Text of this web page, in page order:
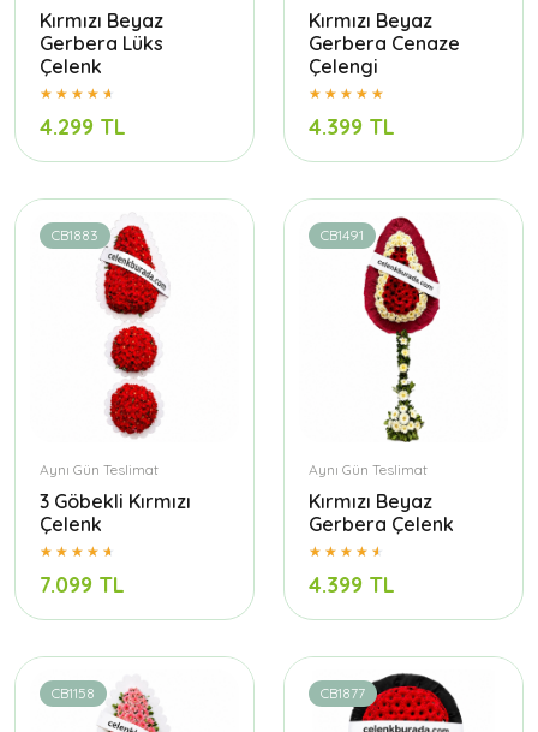
Kırmızı Beyaz
Gerbera Lüks
Çelenk
4.299 TL
Kırmızı Beyaz
Gerbera Cenaze
Çelengi
4.399 TL
CB1883
Aynı Gün Teslimat
3 Göbekli Kırmızı
Çelenk
7.099 TL
CB1491
Aynı Gün Teslimat
Kırmızı Beyaz
Gerbera Çelenk
4.399 TL
CB1158 CB1877